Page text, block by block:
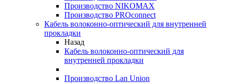
Производство NIKOMAX
Производство PROconnect
Кабель волоконно-оптический для внутренней
прокладки
Назад
Кабель волоконно-оптический для
внутренней прокладки
Производство Lan Union